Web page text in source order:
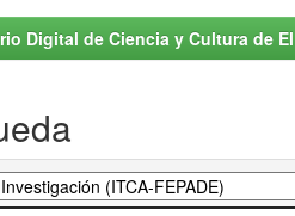
Digital de Ciencia y Cultura de El